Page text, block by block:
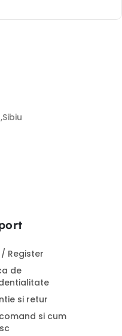
/ Register
de
si retur
si cum